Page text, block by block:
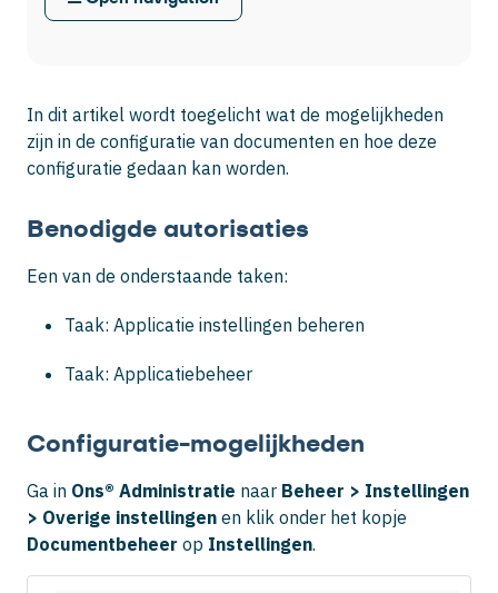
In dit artikel wordt toegelicht wat de mogelijkheden
zijn in de configuratie van documenten en hoe deze
configuratie gedaan kan worden.
Benodigde autorisaties
Een van de onderstaande taken:
Taak: Applicatie instellingen beheren
Taak: Applicatiebeheer
Configuratie-mogelijkheden
Ga in Ons® Administratie naar Beheer > Instellingen
> Overige instellingen en klik onder het kopje
Documentbeheer op Instellingen.